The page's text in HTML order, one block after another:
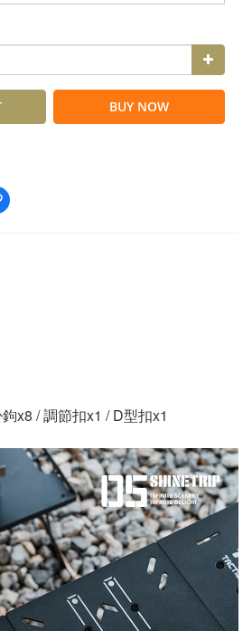
BUY NOW
x8 / 調節扣x1 / D型扣x1